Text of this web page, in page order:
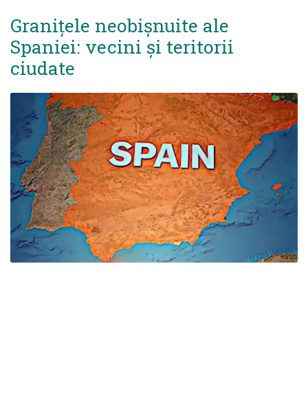
Granițele neobișnuite ale
Spaniei: vecini și teritorii
ciudate